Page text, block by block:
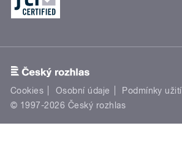
Cookies Osobní údaje Podmínky užití
© 1997-2026 Český rozhlas